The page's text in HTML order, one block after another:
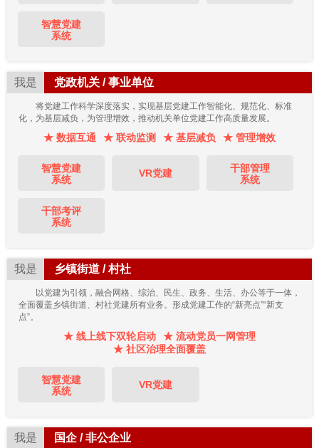
智慧党建
系统
我是 党政机关 / 事业单位
将党建工作科学深度落实，实现基层党建工作智能化、规范化、标准
化，为基层减负，为管理增效，推动机关单位党建工作高质量发展。
★ 数据互通 ★ 联动监测 ★ 基层减负 ★ 管理增效
智慧党建
系统
VR党建
干部管理
系统
干部考评
系统
我是 乡镇街道 / 村社
以党建为引领，融合网格、综治、民生、政务、生活、办公等于一体，
全面覆盖乡镇街道、村社党建所有业务。形成党建工作的“新亮点”“新支
点”。
★ 线上线下双轮启动
★ 流动党员一网管理
★ 社区治理全面覆盖
智慧党建
系统
VR党建
我是 国企 / 非公企业